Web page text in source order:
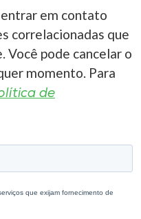
em contato
correlacionadas que
Você pode cancelar o
momento. Para
de